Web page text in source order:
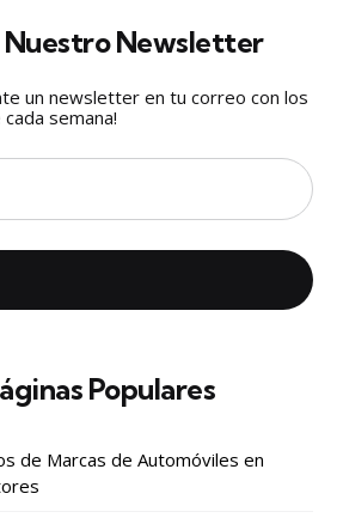
Nuestro Newsletter
un newsletter en tu correo con los
semana!
Populares
de Marcas de Automóviles en